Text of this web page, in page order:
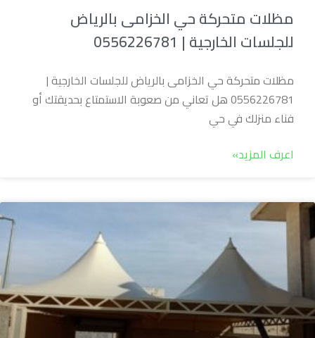
مظلات متحركة حي الخزامى بالرياض
للجلسات الخارجية | 0556226781
مظلات متحركة حي الخزامى بالرياض للجلسات الخارجية |
0556226781 هل تعاني من صعوبة الاستمتاع بحديقتك أو
فناء منزلك في حي
اعرف المزيد»